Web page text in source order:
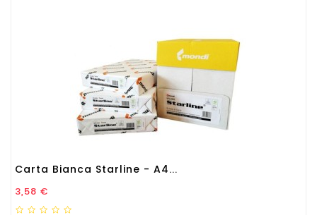
Carta Bianca Starline - A4...
Prezzo
3,58 €